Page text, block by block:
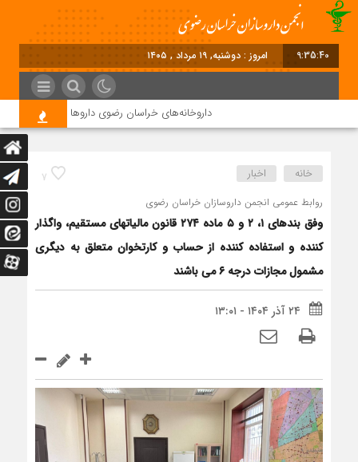
9:35:41 برابر با : Monday - 10
داروخانه‌های خراسان رضوی داروها را با چک ۴ ماهه خریداری می‌کنند
7 خانه اخبار
روابط عمومی انجمن داروسازان خراسان رضوی
وفق بندهای ۱، ۲ و ۵ ماده ۲۷۴ قانون مالیاتهای مستقیم، واگذار
کننده و استفاده کننده از حساب ‌و کارتخوان متعلق به دیگری
مشمول مجازات درجه ۶ می باشند
۲۴ آذر ۱۴۰۴ - ۱۳:۰۱